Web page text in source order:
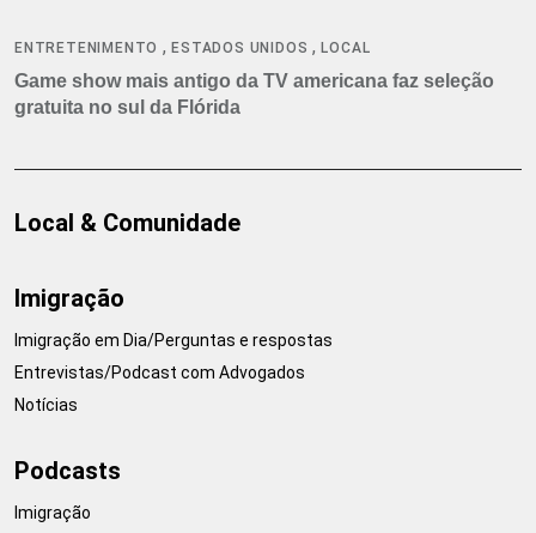
ENTRETENIMENTO ,ESTADOS UNIDOS ,LOCAL
Game show mais antigo da TV americana faz seleção
gratuita no sul da Flórida
Local & Comunidade
Imigração
Imigração em Dia/Perguntas e respostas
Entrevistas/Podcast com Advogados
Notícias
Podcasts
Imigração